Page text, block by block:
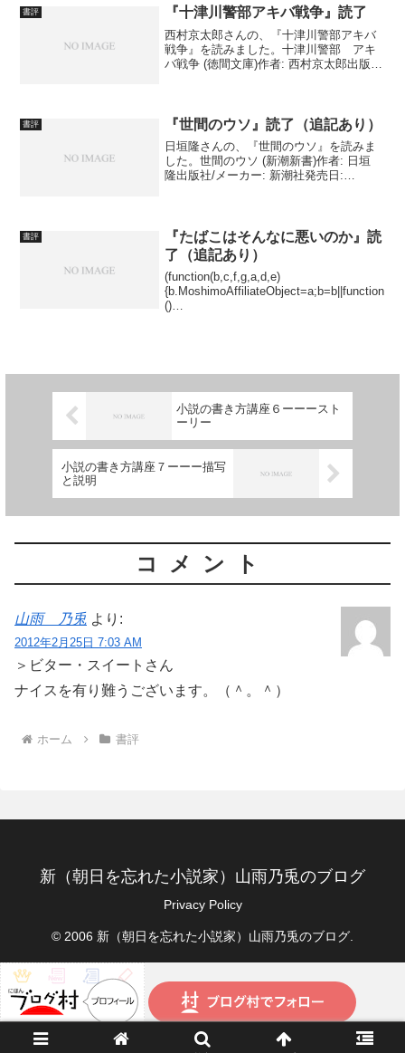
みよう」と世間の人々が村上春樹にとり
あえずぶっつける282...
書評 『十津川警部アキバ戦争』読了
西村京太郎さんの、『十津川警部アキバ
戦争』を読みました。十津川警部 アキ
バ戦争 (徳間文庫)作者: 西村京太郎出版
書評 『世間のウソ』読了（追記あり）
日垣隆さんの、『世間のウソ』を読みま
した。世間のウソ (新潮新書)作者: 日垣
隆出版社/メーカー: 新潮社発売日:
億...
書評
『たばこはそんなに悪いのか』読
了（追記あり）
(function(b,c,f,g,a,d,e)
{b.MoshimoAffiliateObject=a;b=b||function
()
小説の書き方講座６ーーースト
ーリー
小説の書き方講座７ーーー描写
と説明
コメント
山雨 乃兎 より:
2012年2月25日 7:03 AM
＞ビター・スイートさん
ナイスを有り難うございます。（＾。＾）
ホーム 書評
新（朝日を忘れた小説家）山雨乃兎のブログ
Privacy Policy
© 2006 新（朝日を忘れた小説家）山雨乃兎のブログ.